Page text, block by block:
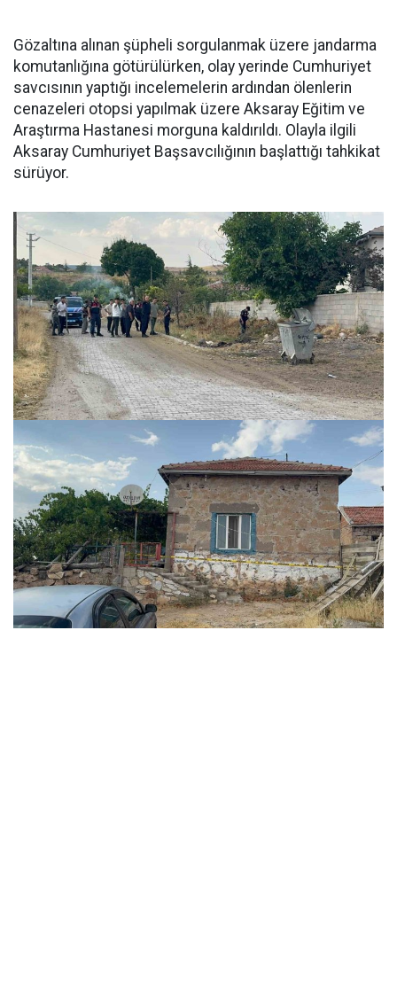
Gözaltına alınan şüpheli sorgulanmak üzere jandarma
komutanlığına götürülürken, olay yerinde Cumhuriyet
savcısının yaptığı incelemelerin ardından ölenlerin
cenazeleri otopsi yapılmak üzere Aksaray Eğitim ve
Araştırma Hastanesi morguna kaldırıldı. Olayla ilgili
Aksaray Cumhuriyet Başsavcılığının başlattığı tahkikat
sürüyor.